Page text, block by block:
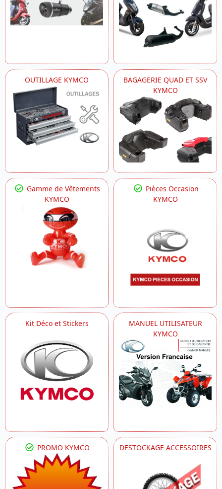
OUTILLAGE KYMCO
BAGAGERIE QUAD ET SSV
KYMCO
Gamme de Vêtements
KYMCO
Pièces Occasion
KYMCO
Kit Déco et Stickers
MANUEL UTILISATEUR
KYMCO
PROMO KYMCO DESTOCKAGE ACCESSOIRES